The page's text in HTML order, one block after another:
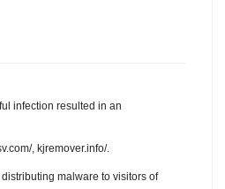
infection resulted in an
, kjremover.info/.
malware to visitors of